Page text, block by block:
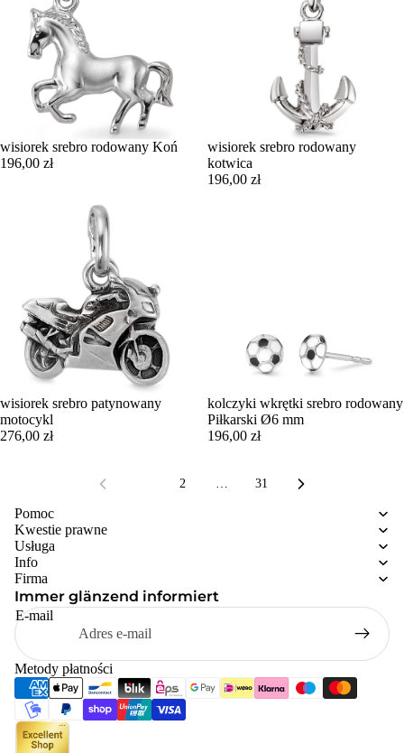
wisiorek srebro rodowany Koń
196,00 zł
wisiorek srebro rodowany
kotwica
196,00 zł
wisiorek srebro patynowany
motocykl
276,00 zł
kolczyki wkrętki srebro rodowany
Piłkarski Ø6 mm
196,00 zł
2 … 31
Pomoc
Kwestie prawne
Usługa
Info
Firma
Immer glänzend informiert
E-mail
Metody płatności